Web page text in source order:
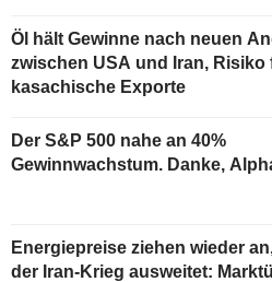
Öl hält Gewinne nach neuen
zwischen USA und Iran, Risiko
kasachische Exporte
Der S&P 500 nahe an 40%
Gewinnwachstum. Danke,
Energiepreise ziehen wieder
der Iran-Krieg ausweitet: